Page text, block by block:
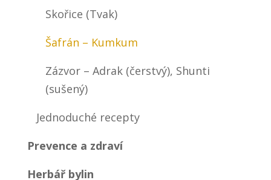
Skořice (Tvak)
Šafrán – Kumkum
Zázvor – Adrak (čerstvý), Shunti
(sušený)
Jednoduché recepty
Prevence a zdraví
Herbář bylin